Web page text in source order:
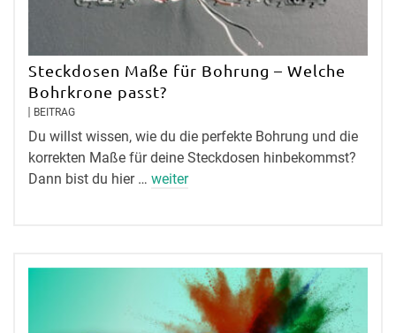
Steckdosen Maße für Bohrung – Welche
Bohrkrone passt?
BEITRAG
Du willst wissen, wie du die perfekte Bohrung und die
korrekten Maße für deine Steckdosen hinbekommst?
Dann bist du hier … weiter